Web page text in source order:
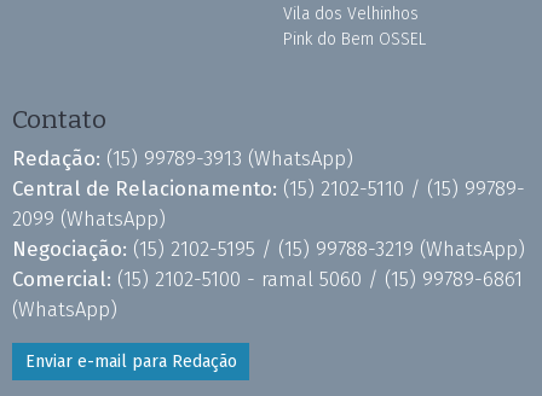
Vila dos Velhinhos
Pink do Bem OSSEL
Contato
Redação: (15) 99789-3913 (WhatsApp)
Central de Relacionamento: (15) 2102-5110 / (15) 99789-
2099 (WhatsApp)
Negociação: (15) 2102-5195 / (15) 99788-3219 (WhatsApp)
Comercial: (15) 2102-5100 - ramal 5060 / (15) 99789-6861
(WhatsApp)
Enviar e-mail para Redação